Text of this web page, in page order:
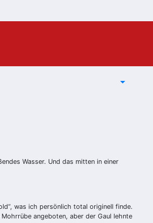
Wasser. Und das mitten in einer
was ich persönlich total originell finde.
angeboten, aber der Gaul lehnte